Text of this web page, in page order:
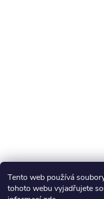
Tento web používá
tohoto webu vyjadřujete